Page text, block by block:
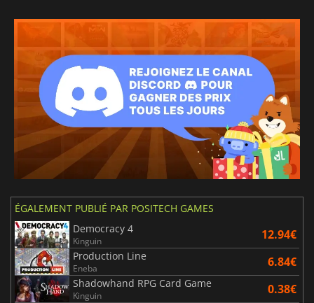
ÉGALEMENT PUBLIÉ PAR POSITECH GAMES
Democracy 4
Kinguin 12.94€
Production Line
Eneba 6.84€
Shadowhand RPG Card Game
Kinguin 0.38€